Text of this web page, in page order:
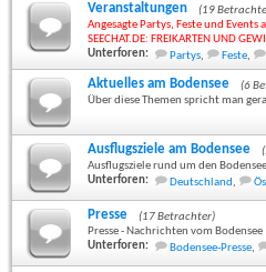
Veranstaltungen
(19
Angesagte Partys, Feste und Events
SEECHAT.DE: FREIKARTEN UND
Unterforen:
Partys, Feste,
Aktuelles am Bodensee
(6
Über diese Themen spricht man
Ausflugsziele am Bodensee
Ausflugsziele rund um den Bodensee
Unterforen:
Deutschland,
Presse
(17 Betrachter)
Presse - Nachrichten vom Bodensee
Unterforen:
Bodensee-Presse,